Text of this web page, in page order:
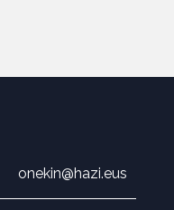
onekin@hazi.eus